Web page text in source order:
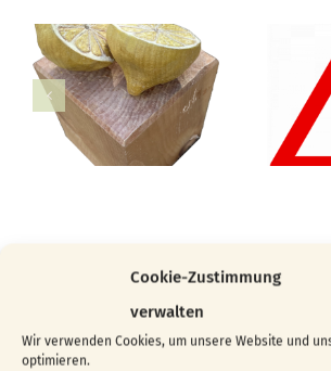
Cookie-Zustimmung
verwalten
Wir verwenden Cookies, um unsere Website und
optimieren.
nach: